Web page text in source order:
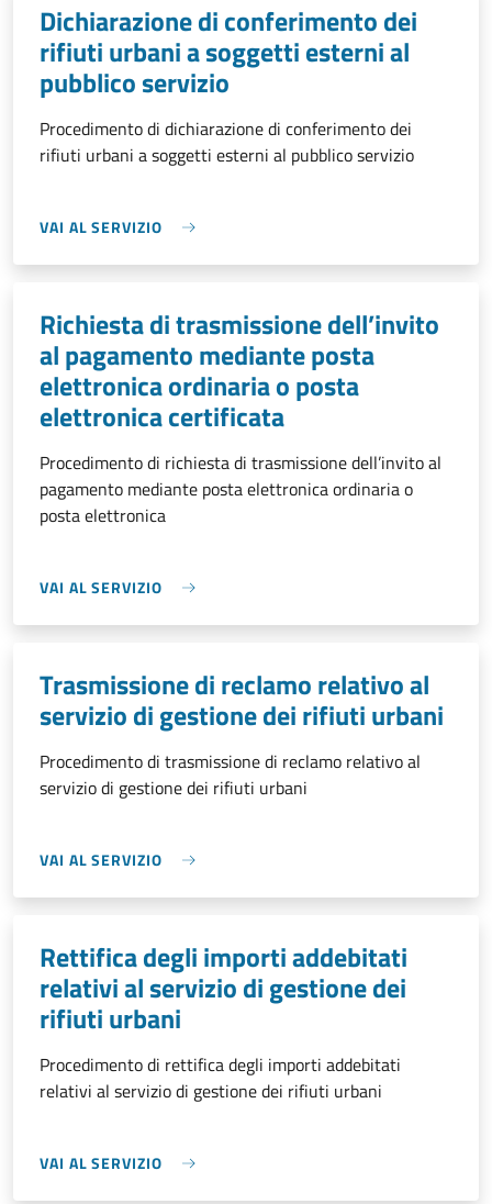
Dichiarazione di conferimento dei
rifiuti urbani a soggetti esterni al
pubblico servizio
Procedimento di dichiarazione di conferimento dei
rifiuti urbani a soggetti esterni al pubblico servizio
VAI AL SERVIZIO
Richiesta di trasmissione dell’invito
al pagamento mediante posta
elettronica ordinaria o posta
elettronica certificata
Procedimento di richiesta di trasmissione dell’invito al
pagamento mediante posta elettronica ordinaria o
posta elettronica
VAI AL SERVIZIO
Trasmissione di reclamo relativo al
servizio di gestione dei rifiuti urbani
Procedimento di trasmissione di reclamo relativo al
servizio di gestione dei rifiuti urbani
VAI AL SERVIZIO
Rettifica degli importi addebitati
relativi al servizio di gestione dei
rifiuti urbani
Procedimento di rettifica degli importi addebitati
relativi al servizio di gestione dei rifiuti urbani
VAI AL SERVIZIO